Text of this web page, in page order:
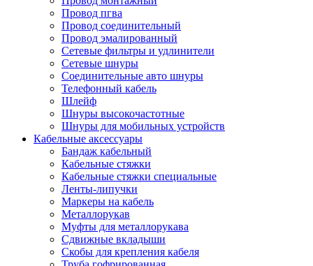
Провод пгва
Провод соединительный
Провод эмалированный
Сетевые фильтры и удлинители
Сетевые шнуры
Соединительные авто шнуры
Телефонный кабель
Шлейф
Шнуры высокочастотные
Шнуры для мобильных устройств
Кабельные аксессуары
Бандаж кабельный
Кабельные стяжки
Кабельные стяжки специальные
Ленты-липучки
Маркеры на кабель
Металлорукав
Муфты для металлорукава
Сдвижные вкладыши
Скобы для крепления кабеля